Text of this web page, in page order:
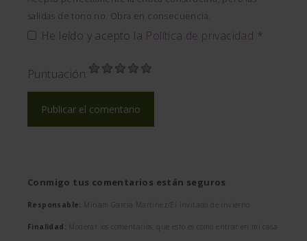
salidas de tono no. Obra en consecuencia.
He leído y acepto la Política de privacidad *
Puntuación:
Conmigo tus comentarios están seguros
Responsable: Miriam García Martínez/El invitado de invierno
Finalidad: Moderar los comentarios, que esto es como entrar en mi casa